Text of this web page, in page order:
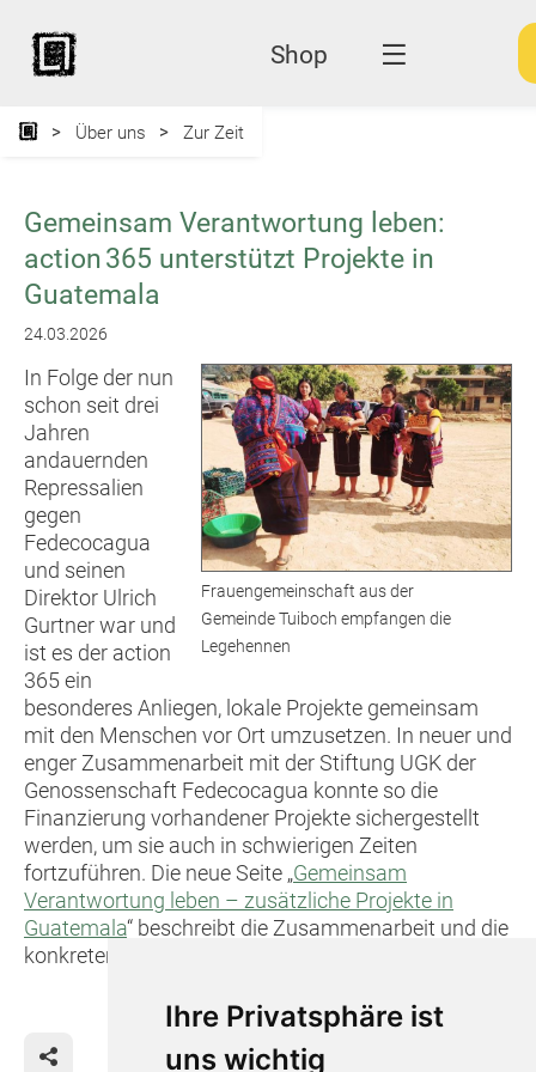
Ihre Privatsphäre ist
uns wichtig
Shop
Über uns Zur Zeit
Gemeinsam Verantwortung leben:
action 365 unterstützt Projekte in
Guatemala
24.03.2026
Frauengemeinschaft aus der
Gemeinde Tuiboch empfangen die
Legehennen
In Folge der nun
schon seit drei
Jahren
andauernden
Repressalien
gegen
Fedecocagua
und seinen
Direktor Ulrich
Gurtner war und
ist es der action
365 ein
besonderes Anliegen, lokale Projekte gemeinsam
mit den Menschen vor Ort umzusetzen. In neuer und
enger Zusammenarbeit mit der Stiftung UGK der
Genossenschaft Fedecocagua konnte so die
Finanzierung vorhandener Projekte sichergestellt
werden, um sie auch in schwierigen Zeiten
fortzuführen. Die neue Seite „Gemeinsam
Verantwortung leben – zusätzliche Projekte in
Guatemala“ beschreibt die Zusammenarbeit und die
konkreten Projekte.